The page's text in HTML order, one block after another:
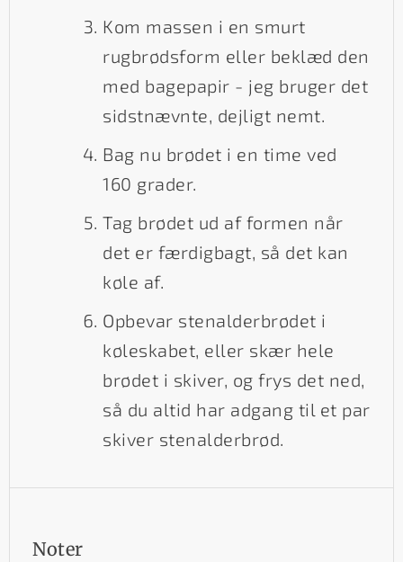
Kom massen i en smurt
rugbrødsform eller beklæd den
med bagepapir - jeg bruger det
sidstnævnte, dejligt nemt.
Bag nu brødet i en time ved
160 grader.
Tag brødet ud af formen når
det er færdigbagt, så det kan
køle af.
Opbevar stenalderbrødet i
køleskabet, eller skær hele
brødet i skiver, og frys det ned,
så du altid har adgang til et par
skiver stenalderbrød.
Noter